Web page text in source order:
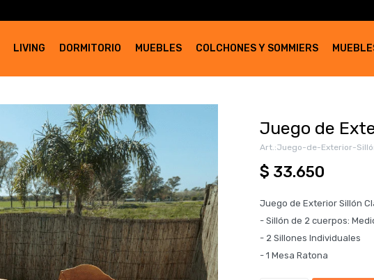
LIVING DORMITORIO MUEBLES COLCHONES Y SOMMIERS
Juego de
Juego-de-Exterior-
$ 33.650
Juego de Exterior Sillón
- Sillón de 2 cuerpos:
- 2 Sillones Individuales
- 1 Mesa Ratona